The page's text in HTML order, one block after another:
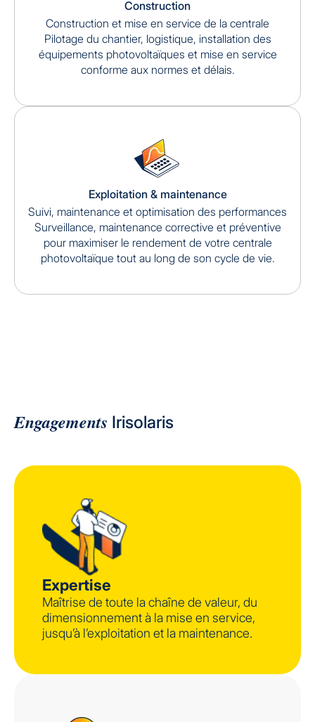
Construction
Construction et mise en service de la centrale
Pilotage du chantier, logistique, installation des
équipements photovoltaïques et mise en service
conforme aux normes et délais.
Exploitation & maintenance
Suivi, maintenance et optimisation des performances
Surveillance, maintenance corrective et préventive
pour maximiser le rendement de votre centrale
photovoltaïque tout au long de son cycle de vie.
Engagements Irisolaris
Expertise
Maîtrise de toute la chaîne de valeur, du
dimensionnement à la mise en service,
jusqu’à l’exploitation et la maintenance.